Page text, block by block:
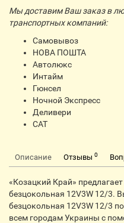
Мы доставим Ваш заказ в
транспортных компаний:
Самовывоз
НОВА ПОШТА
Автолюкс
Интайм
Гюнсел
Ночной Экспресс
Деливери
CАТ
Описание Отзывы 0
«Козацкий Край»
безцокольная 12V3W 12/3.
безцокольная 12V3W 12/3
всем городам Украины с